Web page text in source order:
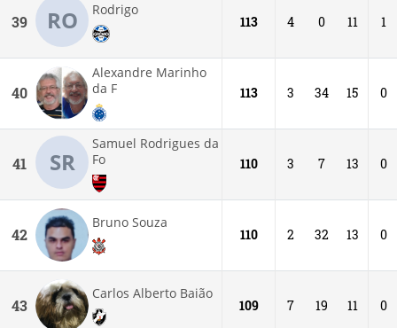
39 RO Rodrigo
113 4 0 11 1
40
Alexandre Marinho
da F
113 3 34 15 0
41 SR
Samuel Rodrigues da
Fo
110 3 7 13 0
42
Bruno Souza
110 2 32 13 0
43
Carlos Alberto Baião
109 7 19 11 0